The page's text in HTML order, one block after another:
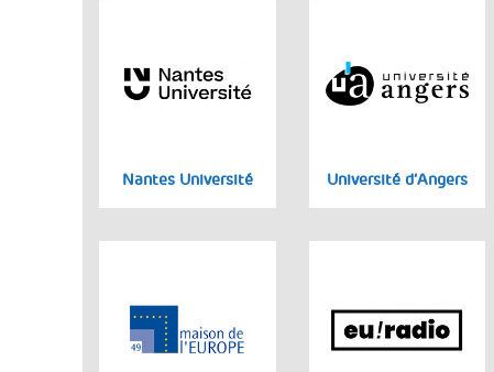
Nantes Université Université d’Angers